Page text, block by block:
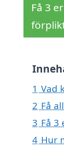
Få 3
1 Vad
2 Få
3 Få
4 Hur